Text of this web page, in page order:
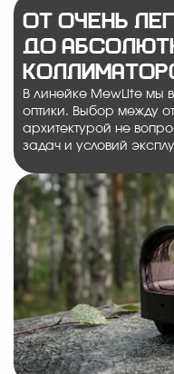
От очень
до
В линейке MewLite мы
оптики. Выбор между
архитектурой не
задач и условий